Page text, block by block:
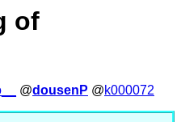
of
@dousenP @k000072